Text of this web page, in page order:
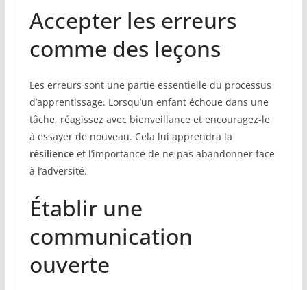
Accepter les erreurs
comme des leçons
Les erreurs sont une partie essentielle du processus
d’apprentissage. Lorsqu’un enfant échoue dans une
tâche, réagissez avec bienveillance et encouragez-le
à essayer de nouveau. Cela lui apprendra la
résilienceet l’importance de ne pas abandonner face
à l’adversité.
Établir une
communication
ouverte